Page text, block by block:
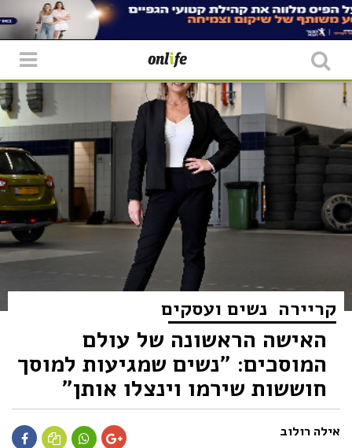
קריירה נשים ועסקים
האישה הראשונה של עולם
המוסכים: "נשים שמגיעות למוסך
חוששות שירמו וינצלו אותן"
אילה רולוב